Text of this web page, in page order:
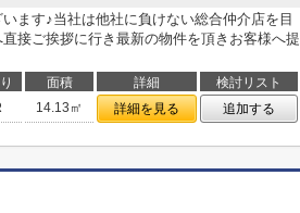
ます♪当社は他社に負けない総合仲介店を目
接ご挨拶に行き最新の物件を頂きお客様へ提
面積 詳細
検討リスト
14.13㎡ 詳細を見る 追加する